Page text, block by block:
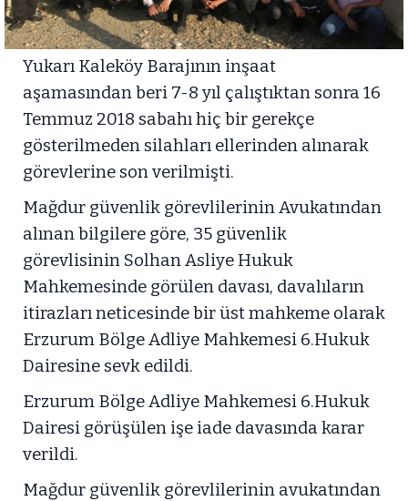
Yukarı Kaleköy Barajının inşaat
aşamasından beri 7-8 yıl çalıştıktan sonra 16
Temmuz 2018 sabahı hiç bir gerekçe
gösterilmeden silahları ellerinden alınarak
görevlerine son verilmişti.
Mağdur güvenlik görevlilerinin Avukatından
alınan bilgilere göre, 35 güvenlik
görevlisinin Solhan Asliye Hukuk
Mahkemesinde görülen davası, davalıların
itirazları neticesinde bir üst mahkeme olarak
Erzurum Bölge Adliye Mahkemesi 6.Hukuk
Dairesine sevk edildi.
Erzurum Bölge Adliye Mahkemesi 6.Hukuk
Dairesi görüşülen işe iade davasında karar
verildi.
Mağdur güvenlik görevlilerinin avukatından